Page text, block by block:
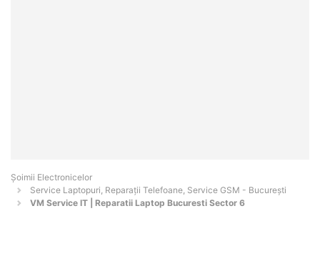
Șoimii Electronicelor
Service Laptopuri, Reparații Telefoane, Service GSM - Bucureşti
VM Service IT | Reparatii Laptop Bucuresti Sector 6